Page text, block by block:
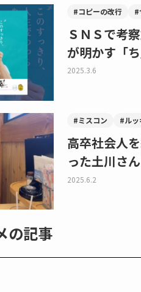
#コピーの改行 #
ＳＮＳで考
が明かす「
2025.3.6
#ミスコン #ルッ
高卒社会人
った土川さ
2025.6.2
の記事